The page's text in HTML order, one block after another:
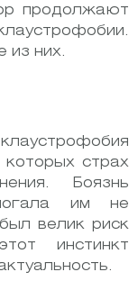
продолжают
из них.
страх
Боязнь
им не
велик риск
инстинкт